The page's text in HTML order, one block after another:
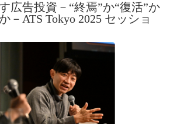
広告投資－“終焉”か“復活”か
－ATS Tokyo 2025 セッショ